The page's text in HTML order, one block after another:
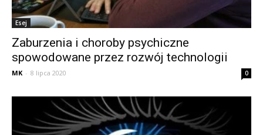
Esej
Zaburzenia i choroby psychiczne
spowodowane przez rozwój technologii
MK - 8 lipca 2020 0